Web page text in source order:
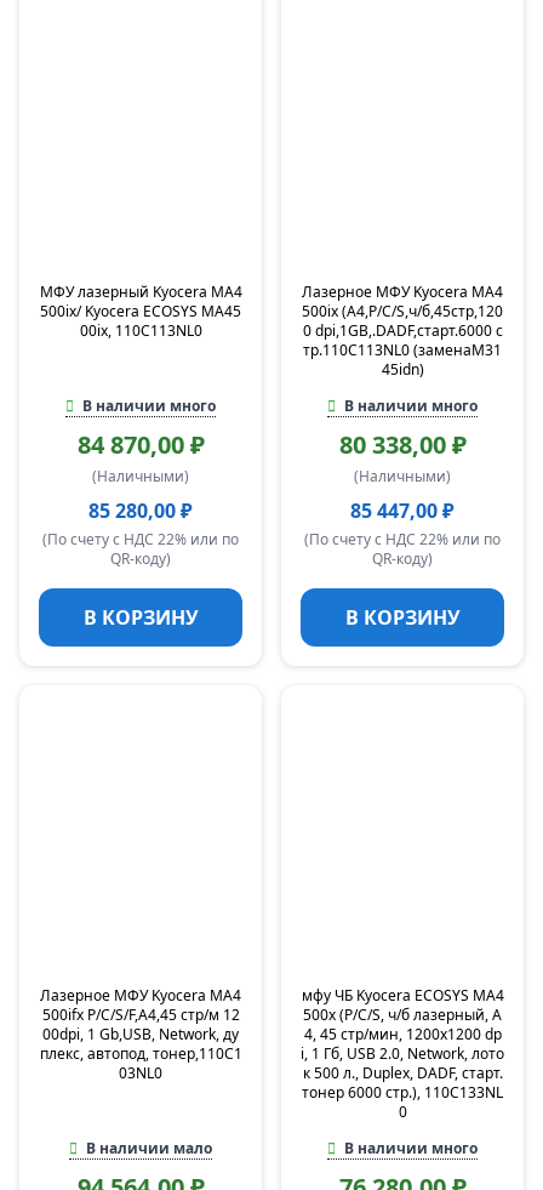
МФУ лазерный Kyocera MA4
500ix/ Kyocera ECOSYS MA45
00ix, 110C113NL0
В наличии много
84 870,00 ₽
(Наличными)
85 280,00 ₽
(По счету с НДС 22% или по
QR-коду)
В КОРЗИНУ
Лазерное МФУ Kyocera MA4
500ix (А4,P/C/S,ч/б,45стр,120
0 dpi,1GB,.DADF,старт.6000 с
тр.110C113NL0 (заменаM31
45idn)
В наличии много
80 338,00 ₽
(Наличными)
85 447,00 ₽
(По счету с НДС 22% или по
QR-коду)
В КОРЗИНУ
Лазерное МФУ Kyocera MA4
500ifx P/C/S/F,А4,45 стр/м 12
00dpi, 1 Gb,USB, Network, ду
плекс, автопод, тонер,110C1
03NL0
В наличии мало
мфу ЧБ Kyocera ECOSYS MA4
500x (P/C/S, ч/б лазерный, A
4, 45 стр/мин, 1200x1200 dp
i, 1 Гб, USB 2.0, Network, лото
к 500 л., Duplex, DADF, старт.
тонер 6000 стр.), 110C133NL
0
В наличии много